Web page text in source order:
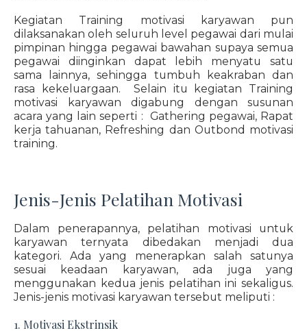
Kegiatan Training motivasi karyawan pun
dilaksanakan oleh seluruh level pegawai dari mulai
pimpinan hingga pegawai bawahan supaya semua
pegawai diinginkan dapat lebih menyatu satu
sama lainnya, sehingga tumbuh keakraban dan
rasa kekeluargaan. Selain itu kegiatan Training
motivasi karyawan digabung dengan susunan
acara yang lain seperti : Gathering pegawai, Rapat
kerja tahuanan, Refreshing dan Outbond motivasi
training.
Jenis-Jenis Pelatihan Motivasi
Dalam penerapannya, pelatihan motivasi untuk
karyawan ternyata dibedakan menjadi dua
kategori. Ada yang menerapkan salah satunya
sesuai keadaan karyawan, ada juga yang
menggunakan kedua jenis pelatihan ini sekaligus.
Jenis-jenis motivasi karyawan tersebut meliputi :
1. Motivasi Ekstrinsik